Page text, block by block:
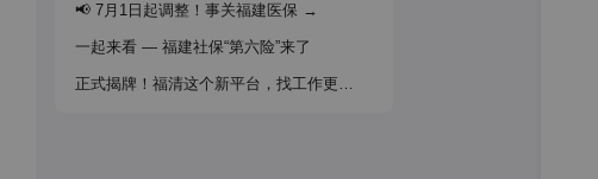
📢 7月1日起调整！事关福建医保 →
一起来看 — 福建社保“第六险”来了
正式揭牌！福清这个新平台，找工作更方便！